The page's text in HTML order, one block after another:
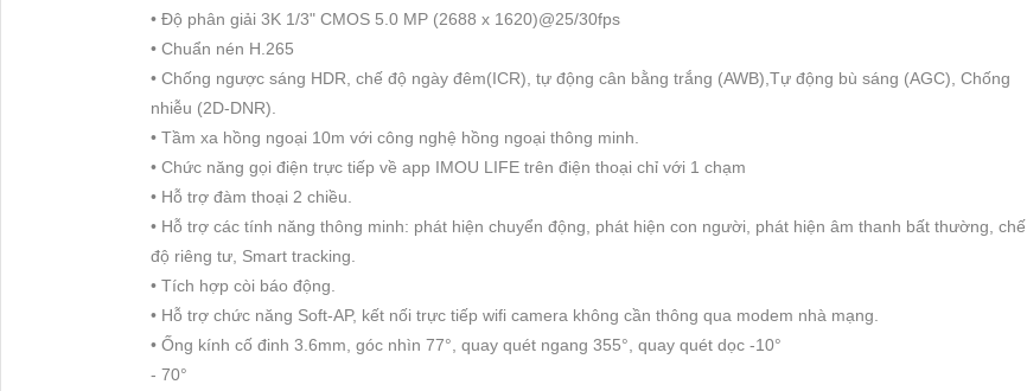
• Độ phân giải 3K 1/3" CMOS 5.0 MP (2688 x 1620)@25/30fps
• Chuẩn nén H.265
• Chống ngược sáng HDR, chế độ ngày đêm(ICR), tự động cân bằng trắng (AWB),Tự động bù sáng (AGC), Chống
nhiễu (2D-DNR).
• Tầm xa hồng ngoại 10m với công nghệ hồng ngoại thông minh.
• Chức năng gọi điện trực tiếp về app IMOU LIFE trên điện thoại chỉ với 1 chạm
• Hỗ trợ đàm thoại 2 chiều.
• Hỗ trợ các tính năng thông minh: phát hiện chuyển động, phát hiện con người, phát hiện âm thanh bất thường, chế
độ riêng tư, Smart tracking.
• Tích hợp còi báo động.
• Hỗ trợ chức năng Soft-AP, kết nối trực tiếp wifi camera không cần thông qua modem nhà mạng.
• Ống kính cố đinh 3.6mm, góc nhìn 77°, quay quét ngang 355°, quay quét dọc -10°
- 70°